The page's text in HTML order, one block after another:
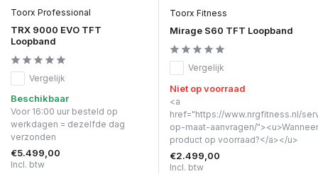
Toorx Professional
TRX 9000 EVO TFT
Loopband
Vergelijk
Beschikbaar
Voor 16:00 uur besteld op
werkdagen = dezelfde dag
verzonden
€5.499,00
Incl. btw
Toorx Fitness
Mirage S60 TFT Loopband
Vergelijk
Niet op voorraad
<a
href="https://www.nrgfitness.nl/
op-maat-aanvragen/
product op voorraad?</a></u>
€2.499,00
Incl. btw